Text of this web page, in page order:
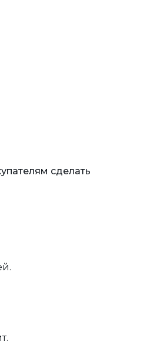
сделать